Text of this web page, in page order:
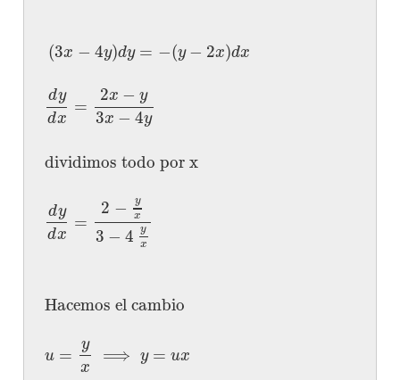
(3x −4y)dy = −(y− 2x)dx
dy
dx = 2x − y
3x−4y
dividimos todo por x
dy
dx =
2 − y
x
3− 4 y
x
Hacemos el cambio
u = y
x ⟹ y = ux